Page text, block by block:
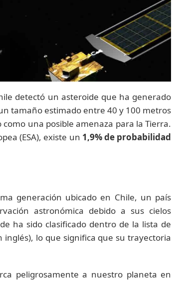
detectó un asteroide que ha generado
tamaño estimado entre 40 y 100 metros
una posible amenaza para la Tierra.
(ESA), existe un 1,9% de probabilidad
generación ubicado en Chile, un país
astronómica debido a sus cielos
ha sido clasificado dentro de la lista de
inglés), lo que significa que su trayectoria
peligrosamente a nuestro planeta en